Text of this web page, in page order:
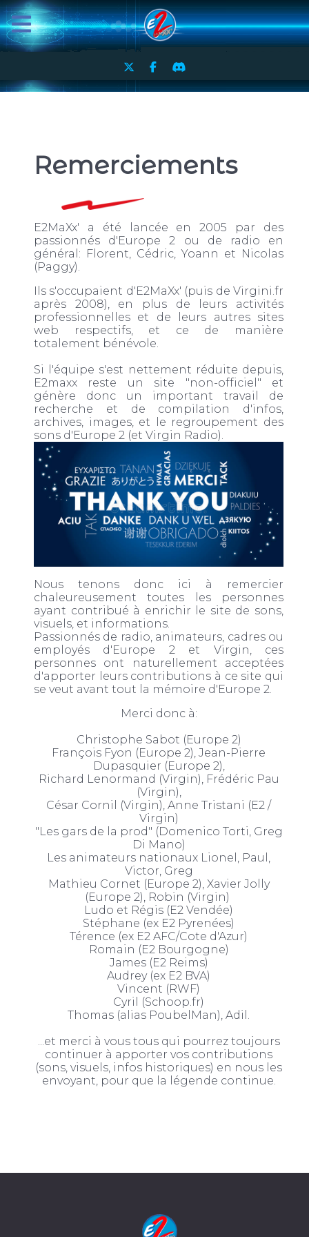
Remerciements
E2MaXx' a été lancée en 2005 par des
passionnés d'Europe 2 ou de radio en
général: Florent, Cédric, Yoann et Nicolas
(Paggy).
Ils s'occupaient d'E2MaXx' (puis de Virgini.fr
après 2008), en plus de leurs activités
professionnelles et de leurs autres sites
web respectifs, et ce de manière
totalement bénévole.
Si l'équipe s'est nettement réduite depuis,
E2maxx reste un site "non-officiel" et
génère donc un important travail de
recherche et de compilation d'infos,
archives, images, et le regroupement des
sons d'Europe 2 (et Virgin Radio).
Nous tenons donc ici à remercier
chaleureusement toutes les personnes
ayant contribué à enrichir le site de sons,
visuels, et informations.
Passionnés de radio, animateurs, cadres ou
employés d'Europe 2 et Virgin, ces
personnes ont naturellement acceptées
d'apporter leurs contributions à ce site qui
se veut avant tout la mémoire d'Europe 2.
Merci donc à:
Christophe Sabot (Europe 2)
François Fyon (Europe 2), Jean-Pierre
Dupasquier (Europe 2),
Richard Lenormand (Virgin), Frédéric Pau
(Virgin),
César Cornil (Virgin), Anne Tristani (E2 /
Virgin)
"Les gars de la prod" (Domenico Torti, Greg
Di Mano)
Les animateurs nationaux Lionel, Paul,
Victor, Greg
Mathieu Cornet (Europe 2), Xavier Jolly
(Europe 2), Robin (Virgin)
Ludo et Régis (E2 Vendée)
Stéphane (ex E2 Pyrenées)
Térence (ex E2 AFC/Cote d'Azur)
Romain (E2 Bourgogne)
James (E2 Reims)
Audrey (ex E2 BVA)
Vincent (RWF)
Cyril (Schoop.fr)
Thomas (alias PoubelMan), Adil.
...et merci à vous tous qui pourrez toujours
continuer à apporter vos contributions
(sons, visuels, infos historiques) en nous les
envoyant, pour que la légende continue.